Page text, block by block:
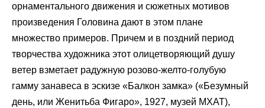
орнаментального движения и сюжетных мотивов
произведения Головина дают в этом плане
множество примеров. Причем и в поздний период
творчества художника этот олицетворяющий душу
ветер взметает радужную розово-желто-голубую
гамму занавеса в эскизе «Балкон замка» («Безумный
день, или Женитьба Фигаро», 1927, музей МХАТ),